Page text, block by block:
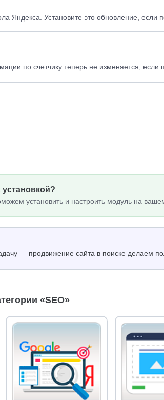
Яндекса. Установите это обновление, если
по счетчику теперь не изменяется, если
установить и настроить модуль на
— продвижение сайта в поиске делаем
«SEO»